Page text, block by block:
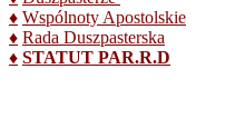
♦ Wspólnoty Apostolskie
♦ Rada Duszpasterska
♦ STATUT PAR.R.D